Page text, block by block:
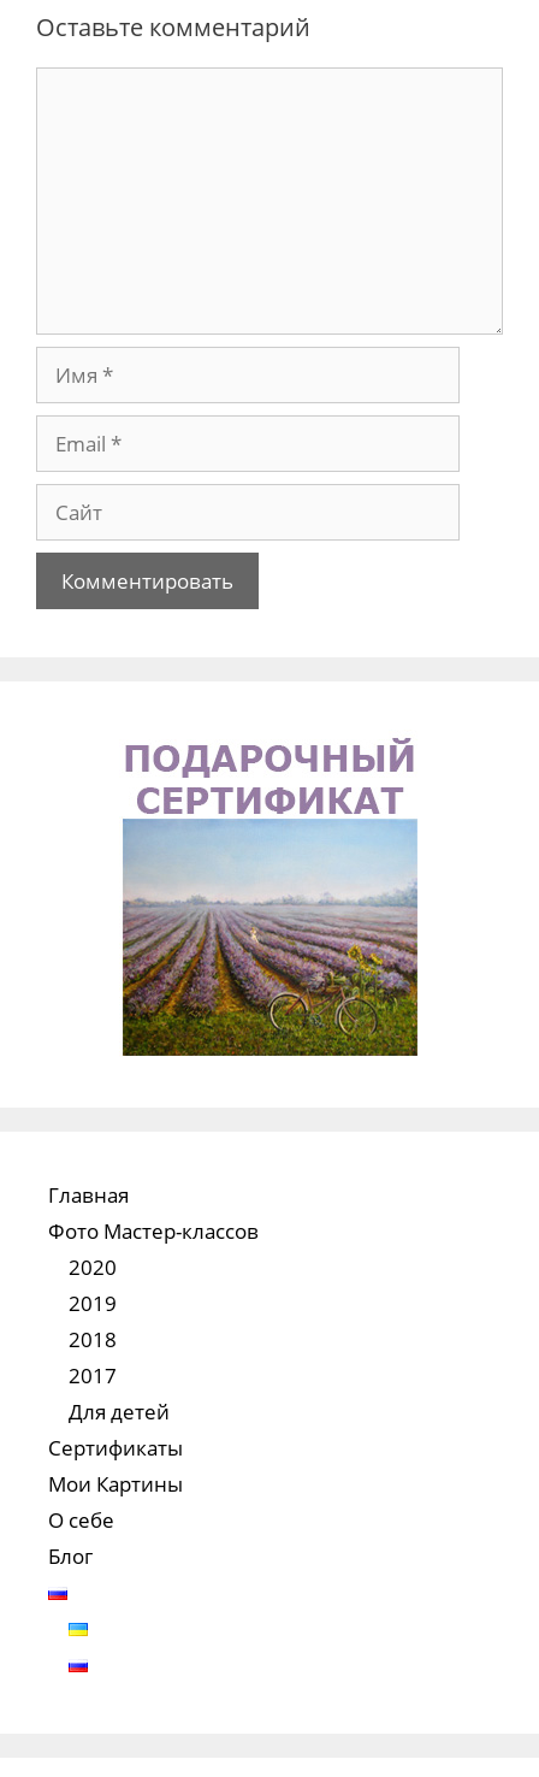
Оставьте комментарий
Главная
Фото Мастер-классов
2020
2019
2018
2017
Для детей
Сертификаты
Мои Картины
О себе
Блог